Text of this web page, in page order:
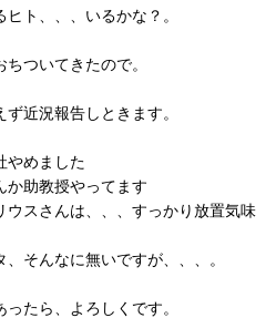
ヒト、、、いるかな？。
ちついてきたので。
ず近況報告しときます。
やめました
か助教授やってます
ウスさんは、、、すっかり放置気味
、そんなに無いですが、、、。
ったら、よろしくです。